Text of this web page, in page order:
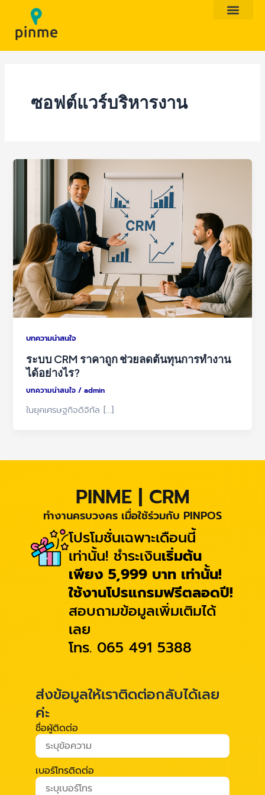
content
ซอฟต์แวร์บริหารงาน
บทความน่าสนใจ
ระบบ CRM ราคาถูก ช่วยลดต้นทุนการทำงาน
ได้อย่างไร?
บทความน่าสนใจ /admin
ในยุคเศรษฐกิจดิจิทัล […]
PINME | CRM
ทำงานครบวงคร เมื่อใช้ร่วมกับ PINPOS
โปรโมชั่นเฉพาะเดือนนี้
เท่านั้น! ชำระเงินเริ่มต้น
เพียง 5,999 บาท เท่านั้น!
ใช้งานโปรแกรมฟรีตลอดปี!
สอบถามข้อมูลเพิ่มเติมได้
เลย
โทร. 065 491 5388
ส่งข้อมูลให้เราติดต่อกลับได้เลย
ค่ะ
ชื่อผู้ติดต่อ
เบอร์โทรติดต่อ